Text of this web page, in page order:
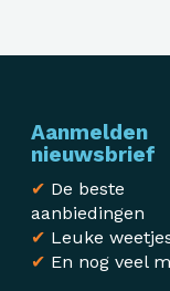
Aanmelden
nieuwsbrief
✔ De beste
aanbiedingen
✔ Leuke
✔ En nog veel